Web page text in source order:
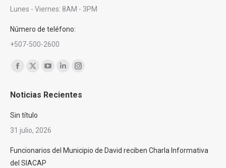
Lunes - Viernes: 8AM - 3PM
Número de teléfono:
+507-500-2600
Encuéntranos en:
opens
in
opens
in
opensopensopens
Noticias Recientes
Sin título
31 julio, 2026
Funcionarios del Municipio de David reciben Charla Informativa
del SIACAP